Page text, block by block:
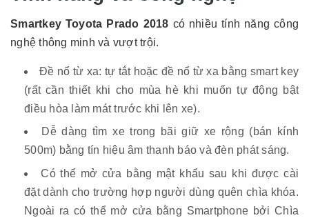
Smartkey Toyota Prado 2018 có nhiều tính năng công
nghệ thông minh và vượt trội.
Đề nổ từ xa: tự tắt hoặc đề nổ từ xa bằng smart key
(rất cần thiết khi cho mùa hè khi muốn tự động bật
điều hòa làm mát trước khi lên xe).
Dễ dàng tìm xe trong bãi giữ xe rộng (bán kính
500m) bằng tín hiệu âm thanh báo và đèn phát sáng.
Có thể mở cửa bằng mật khẩu sau khi được cài
đặt dành cho trường hợp người dùng quên chìa khóa.
Ngoài ra có thể mở cửa bằng Smartphone bởi Chìa